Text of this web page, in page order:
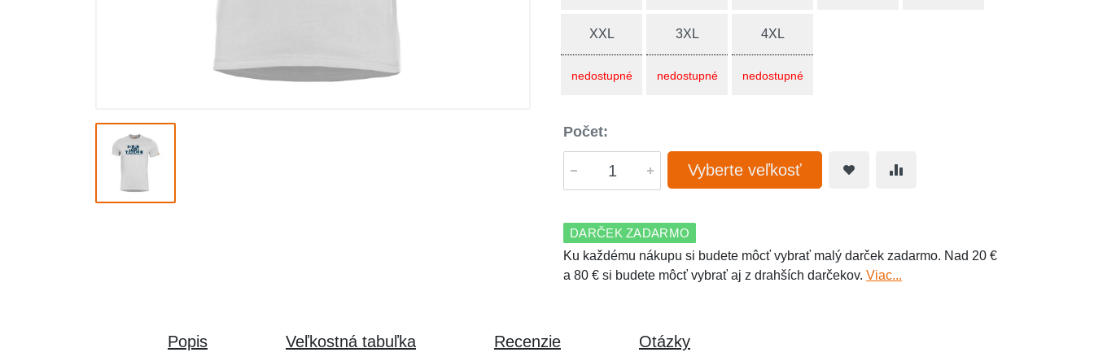
XXL
nedostupné
3XL
nedostupné
4XL
nedostupné
Počet:
Vyberte veľkosť
DARČEK ZADARMO
Ku každému nákupu si budete môcť vybrať malý darček zadarmo. Nad 20 €
a 80 € si budete môcť vybrať aj z drahších darčekov. Viac...
Popis Veľkostná tabuľka Recenzie Otázky